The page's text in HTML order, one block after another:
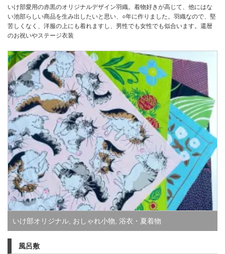
いけ部愛用の赤黒のオリジナルデザイン羽織。着物好きが高じて、他にはな
い池部らしい商品を生み出したいと思い、○年に作りました。羽織なので、堅
苦しくなく、洋服の上にも着れますし、男性でも女性でも似合います。還暦
のお祝いやステージ衣装
いけ部オリジナル, おしゃれ小物, 浴衣・夏着物
風呂敷